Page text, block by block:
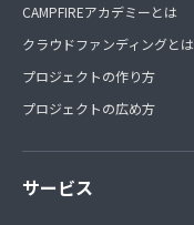
CAMPFIREアカデミーとは
クラウドファンディングとは
プロジェクトの作り方
プロジェクトの広め方
サービス